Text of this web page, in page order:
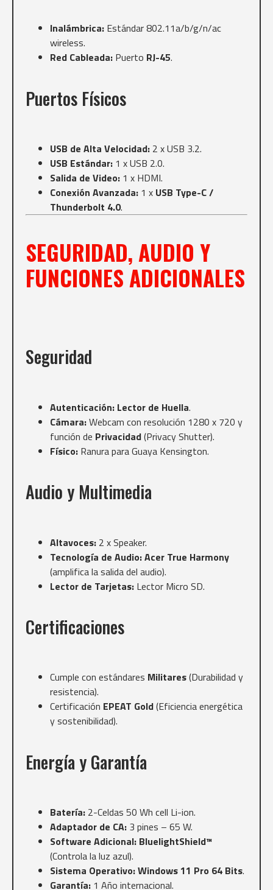
Inalámbrica: Estándar 802.11a/b/g/n/ac
wireless.
Red Cableada: Puerto RJ-45.
Puertos Físicos
USB de Alta Velocidad: 2 x USB 3.2.
USB Estándar: 1 x USB 2.0.
Salida de Video: 1 x HDMI.
Conexión Avanzada: 1 x USB Type-C /
Thunderbolt 4.0.
SEGURIDAD, AUDIO Y
FUNCIONES ADICIONALES
Seguridad
Autenticación: Lector de Huella.
Cámara:Webcam con resolución 1280 x 720 y
función de Privacidad(Privacy Shutter).
Físico: Ranura para Guaya Kensington.
Audio y Multimedia
Altavoces: 2 x Speaker.
Tecnología de Audio:Acer True Harmony
(amplifica la salida del audio).
Lector de Tarjetas: Lector Micro SD.
Certificaciones
Cumple con estándares Militares(Durabilidad y
resistencia).
Certificación EPEAT Gold(Eficiencia energética
y sostenibilidad).
Energía y Garantía
Batería: 2-Celdas 50 Wh cell Li-ion.
Adaptador de CA: 3 pines – 65 W.
Software Adicional: BluelightShield™
(Controla la luz azul).
Sistema Operativo:Windows 11 Pro 64 Bits.
Garantía: 1 Año internacional.